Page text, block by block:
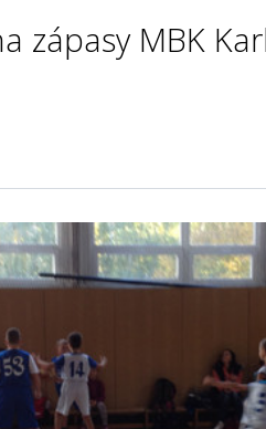
zápasy MBK